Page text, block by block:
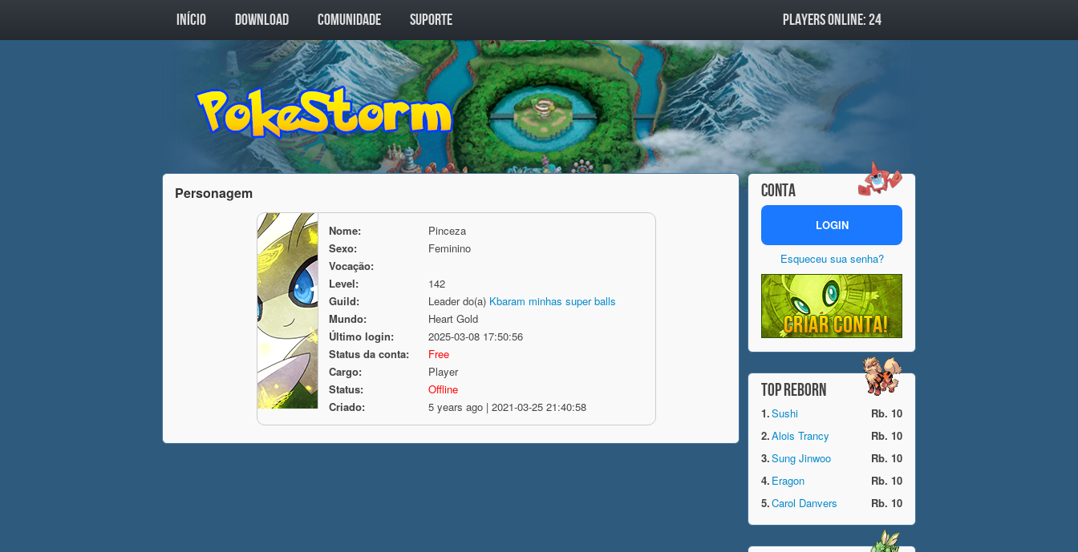
INÍCIO DOWNLOAD COMUNIDADE SUPORTE PLAYERS ONLINE: 24
CONTA
LOGIN
Esqueceu sua senha?
TOP REBORN
1.Sushi
Rb. 10
2.Alois Trancy
Rb. 10
3.Sung Jinwoo
Rb. 10
4. Eragon
Rb. 10
5.Carol Danvers Rb. 10
Personagem
Nome:
Pinceza
Sexo:
Feminino
Vocação:
Level:
142
Guild:
Leader do(a) Kbaram minhas super balls
Mundo:
Heart Gold
Último login:
2025-03-08 17:50:56
Status da conta:
Free
Cargo:
Player
Status:
Offline
Criado:
5 years ago | 2021-03-25 21:40:58